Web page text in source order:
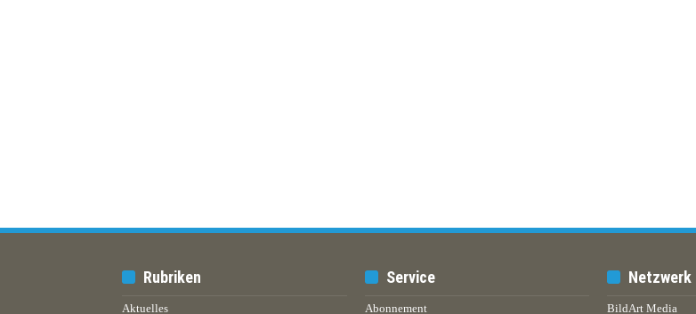
Rubriken
Aktuelles
Service
Abonnement
Netzwerk
BildArt Media